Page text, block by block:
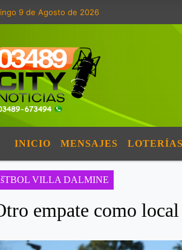
9 de Agosto de 2026
INICIO MENSAJES LOTERÍAS
VILLA DALMINE
empate como